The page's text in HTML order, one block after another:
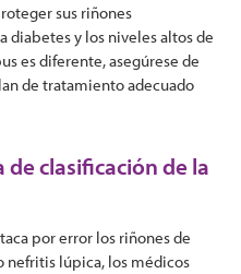
sus riñones
diabetes y los niveles altos de
es diferente, asegúrese de
de tratamiento adecuado
de clasificación de la
por error los riñones de
nefritis lúpica, los médicos